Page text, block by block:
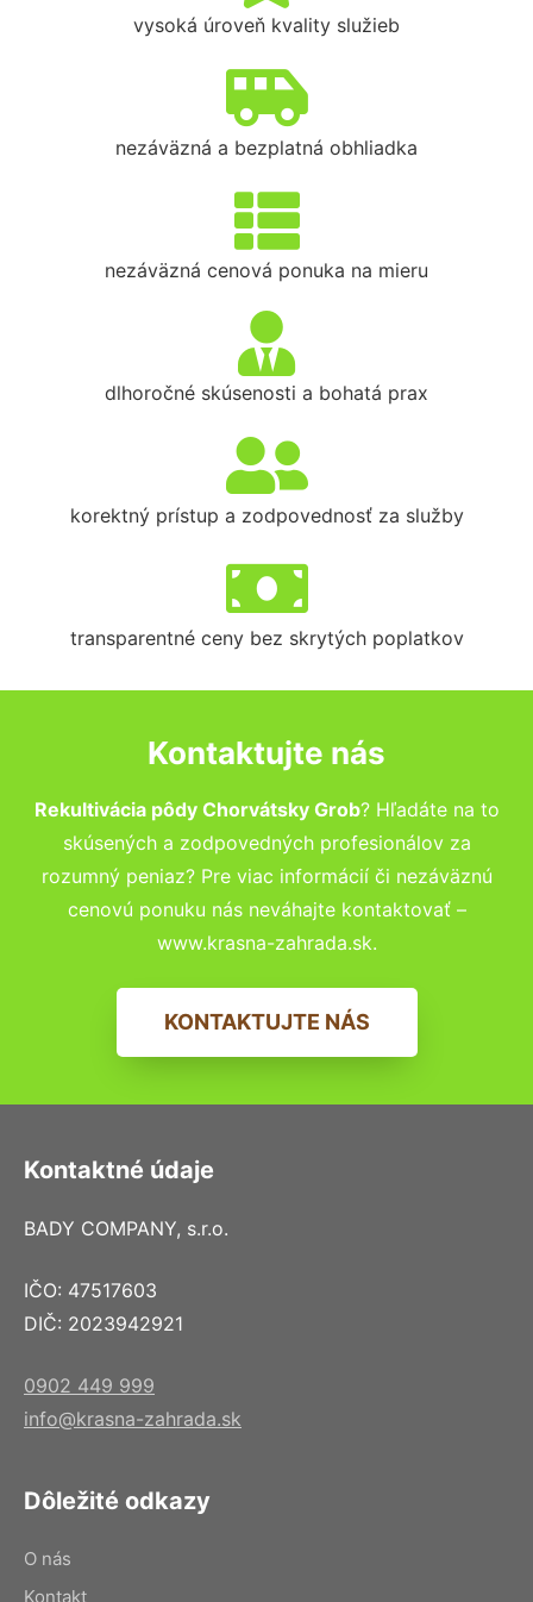
vysoká úroveň kvality služieb
nezáväzná a bezplatná obhliadka
nezáväzná cenová ponuka na mieru
dlhoročné skúsenosti a bohatá prax
korektný prístup a zodpovednosť za služby
transparentné ceny bez skrytých poplatkov
Kontaktujte nás
Rekultivácia pôdy Chorvátsky Grob? Hľadáte na to
skúsených a zodpovedných profesionálov za
rozumný peniaz? Pre viac informácií či nezáväznú
cenovú ponuku nás neváhajte kontaktovať –
www.krasna-zahrada.sk.
KONTAKTUJTE NÁS
Kontaktné údaje
BADY COMPANY, s.r.o.
IČO: 47517603
DIČ: 2023942921
0902 449 999
info@krasna-zahrada.sk
Dôležité odkazy
O nás
Kontakt